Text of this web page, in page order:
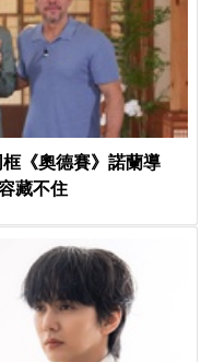
《奧德賽》諾蘭導
藏不住